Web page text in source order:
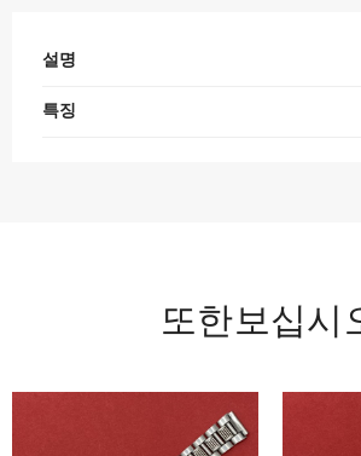
설명
특징
또한보십시